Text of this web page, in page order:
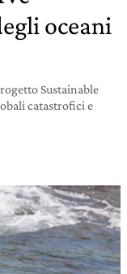
oceani
Sustainable
catastrofici e